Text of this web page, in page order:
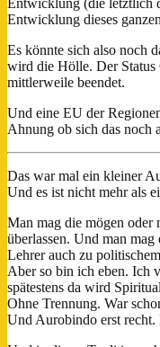
Entwicklung dieses
Es könnte sich also noch
wird die Hölle. Der Status
mittlerweile beendet.
Und eine EU der
Ahnung ob sich das noch
Das war mal ein kleiner
Und es ist nicht mehr als
Man mag die mögen oder
überlassen. Und man
Lehrer auch zu
Aber so bin ich eben. Ich
spätestens da wird
Ohne Trennung. War
Und Aurobindo erst